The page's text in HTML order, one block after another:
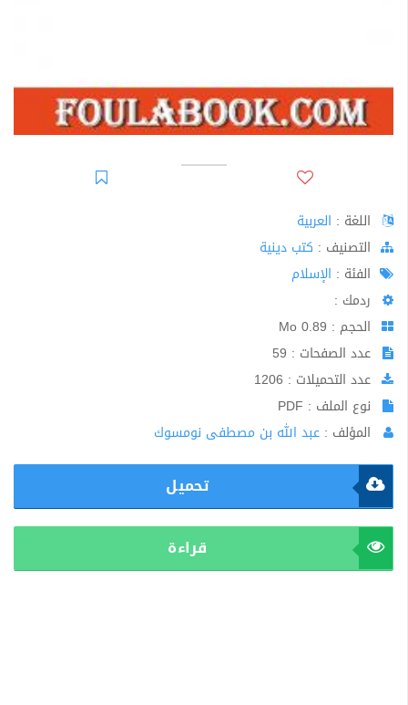
اللغة : العربية
اﻟﺘﺼﻨﻴﻒ : كتب دينية
الفئة : الإسلام
ردمك :
الحجم : 0.89 Mo
عدد الصفحات : 59
عدد التحميلات : 1206
نوع الملف : PDF
المؤلف : عبد الله بن مصطفى نومسوك
تحميل
قراءة